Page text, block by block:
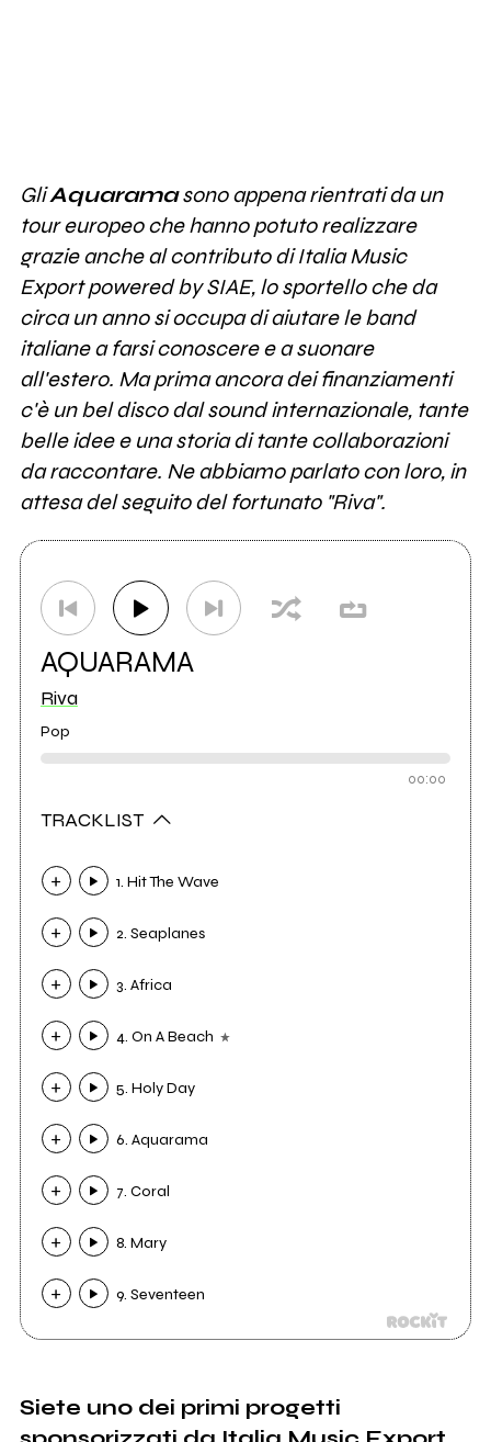
GliAquaramasono appena rientrati da un
tour europeo che hanno potuto realizzare
grazie anche al contributo di Italia Music
Export powered by SIAE, lo sportello che da
circa un anno si occupa di aiutare le band
italiane a farsi conoscere e a suonare
all'estero. Ma prima ancora dei finanziamenti
c'è un bel disco dal sound internazionale, tante
belle idee e una storia di tante collaborazioni
da raccontare. Ne abbiamo parlato con loro, in
attesa del seguito del fortunato "Riva".
AQUARAMA
Riva
Pop
00:00
TRACKLIST
1. Hit The Wave
2. Seaplanes
3. Africa
4. On A Beach
5. Holy Day
6. Aquarama
7. Coral
8. Mary
9. Seventeen
Siete uno dei primi progetti